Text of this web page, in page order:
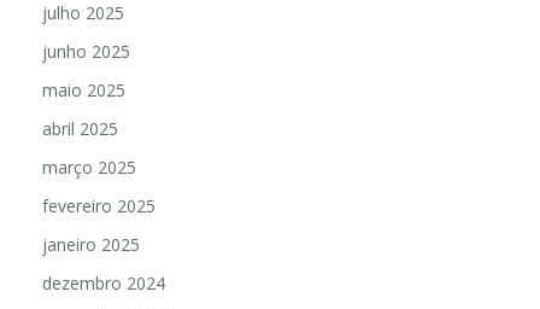
julho 2025
junho 2025
maio 2025
abril 2025
março 2025
fevereiro 2025
janeiro 2025
dezembro 2024